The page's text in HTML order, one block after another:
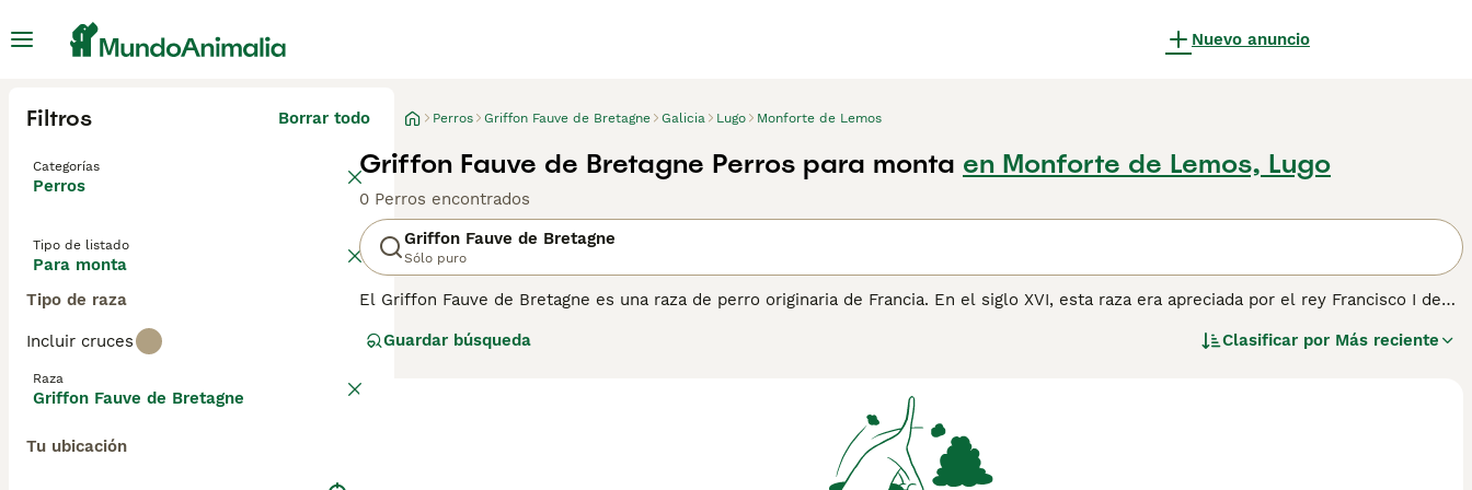
Nuevo anuncio
Filtros Borrar todo
Categorías
Perros
Tipo de listado
Para monta
Tipo de raza
Incluir cruces
Raza
Griffon Fauve de Bretagne
Tu ubicación
Perros Griffon Fauve de Bretagne Galicia Lugo Monforte de Lemos
Griffon Fauve de Bretagne Perros para monta en Monforte de Lemos, Lugo
0 Perros encontrados
Griffon Fauve de Bretagne
Sólo puro
El Griffon Fauve de Bretagne es una raza de perro originaria de Francia. En el siglo XVI, esta raza era apreciada por el rey Francisco I de
Consultanuestra página de consejos sobre el Griffon Fauve de Bretagne para obtener más información sobre esta raza.
Guardar búsqueda Clasificar por Más reciente